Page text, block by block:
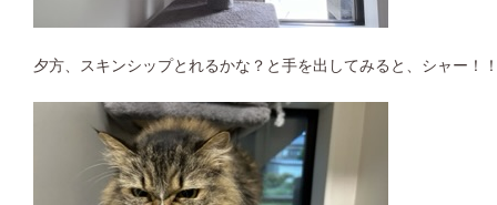
夕方、スキンシップとれるかな？と手を出してみると、シャー！